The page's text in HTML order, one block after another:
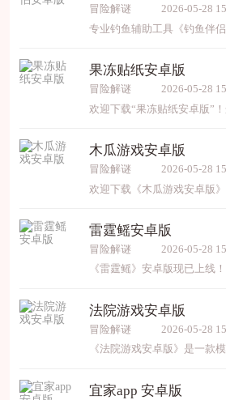
冒险解谜
2026-05-28
果冻贴纸安卓版
冒险解谜
2026-05-28
木瓜游戏安卓版
冒险解谜
2026-05-28
雷霆鳐安卓版
冒险解谜
2026-05-28
法院游戏安卓版
冒险解谜
2026-05-28
宜家app 安卓版